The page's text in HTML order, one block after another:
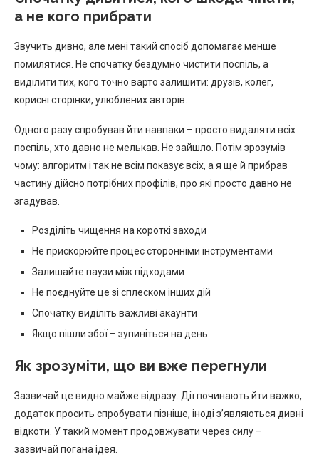
а не кого прибрати
Звучить дивно, але мені такий спосіб допомагає менше
помилятися. Не спочатку бездумно чистити поспіль, а
виділити тих, кого точно варто залишити: друзів, колег,
корисні сторінки, улюблених авторів.
Одного разу спробував йти навпаки – просто видаляти всіх
поспіль, хто давно не мелькав. Не зайшло. Потім зрозумів
чому: алгоритм і так не всім показує всіх, а я ще й прибрав
частину дійсно потрібних профілів, про які просто давно не
згадував.
Розділіть чищення на короткі заходи
Не прискорюйте процес сторонніми інструментами
Залишайте паузи між підходами
Не поєднуйте це зі сплеском інших дій
Спочатку виділіть важливі акаунти
Якщо пішли збої – зупиніться на день
Як зрозуміти, що ви вже перегнули
Зазвичай це видно майже відразу. Дії починають йти важко,
додаток просить спробувати пізніше, іноді з’являються дивні
відкоти. У такий момент продовжувати через силу –
зазвичай погана ідея.